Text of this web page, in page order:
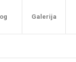
Galerija